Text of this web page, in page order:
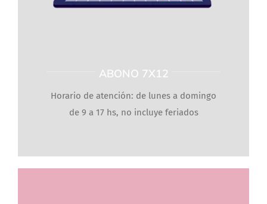
ABONO 7X12
Horario de atención: de lunes a domingo
de 9 a 17 hs, no incluye feriados